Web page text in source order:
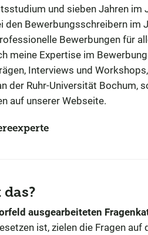
und sieben Jahren im
den Bewerbungsschreibern im
Bewerbungen für
meine Expertise im
Interviews und
der Ruhr-Universität Bochum,
auf unserer Webseite.
ausgearbeiteten
ist, zielen die Fragen auf